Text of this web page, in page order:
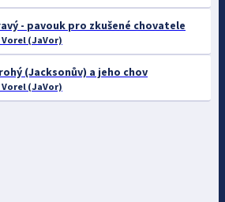
- pavouk pro zkušené chovatele
(JaVor)
(Jacksonův) a jeho chov
(JaVor)